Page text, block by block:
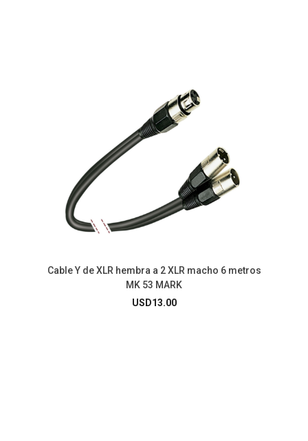
Cable Y de XLR hembra a 2 XLR macho 6 metros
MK 53 MARK
USD13.00